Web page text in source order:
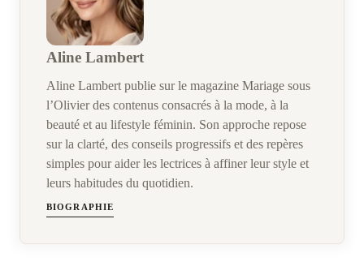
Aline Lambert
Aline Lambert publie sur le magazine Mariage sous
l’Olivier des contenus consacrés à la mode, à la
beauté et au lifestyle féminin. Son approche repose
sur la clarté, des conseils progressifs et des repères
simples pour aider les lectrices à affiner leur style et
leurs habitudes du quotidien.
BIOGRAPHIE